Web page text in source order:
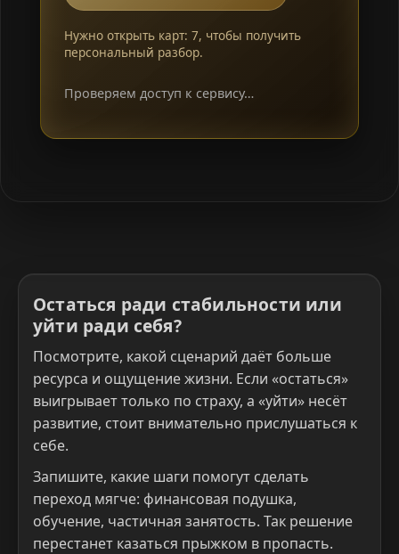
Нужно открыть карт: 7, чтобы получить
персональный разбор.
Проверяем доступ к сервису…
Остаться ради стабильности или
уйти ради себя?
Посмотрите, какой сценарий даёт больше
ресурса и ощущение жизни. Если «остаться»
выигрывает только по страху, а «уйти» несёт
развитие, стоит внимательно прислушаться к
себе.
Запишите, какие шаги помогут сделать
переход мягче: финансовая подушка,
обучение, частичная занятость. Так решение
перестанет казаться прыжком в пропасть.